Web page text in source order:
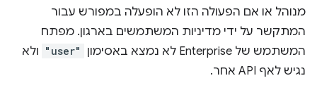
מנוהל או אם הפעולה הזו לא הופעלה במפורש עבור
המתקשר על ידי מדיניות המשתמשים בארגון. מפתח
המשתמש של Enterprise לא נמצא באסימון
"user" ולא
נגיש לאף API אחר.